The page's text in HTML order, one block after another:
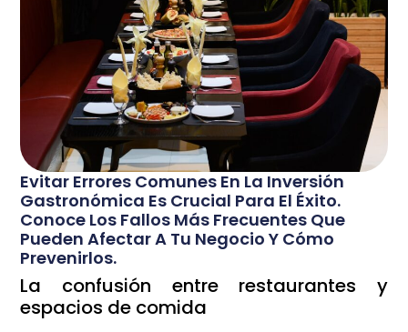
Evitar Errores Comunes En La Inversión
Gastronómica Es Crucial Para El Éxito.
Conoce Los Fallos Más Frecuentes Que
Pueden Afectar A Tu Negocio Y Cómo
Prevenirlos.
La confusión entre restaurantes y
espacios de comida